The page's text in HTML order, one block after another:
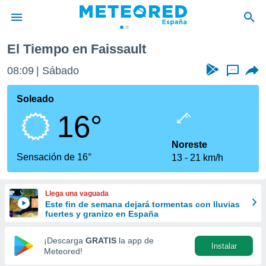
de
por
que se
calidad.
a este
las
y
forma
digital
basada
El Tiempo en Faissault
08:09 Sábado ...
Soleado
16°
Sensación de 16°
Noreste
13
21 km/h
Llega una vaguada
Este fin de semana dejará tormentas con lluvias
fuertes y granizo en España
¡Descarga GRATIS la app de
Meteored!
Instalar